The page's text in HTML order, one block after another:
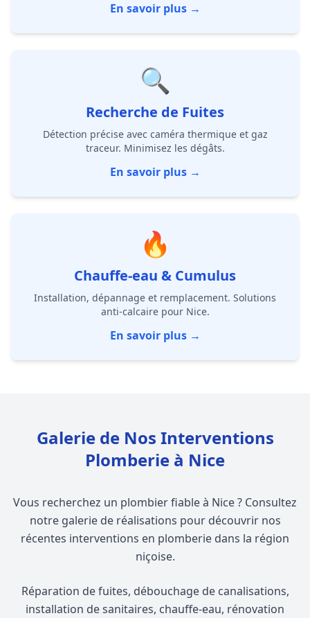
En savoir plus →
🔍
Recherche de Fuites
Détection précise avec caméra thermique et gaz
traceur. Minimisez les dégâts.
En savoir plus →
🔥
Chauffe-eau & Cumulus
Installation, dépannage et remplacement. Solutions
anti-calcaire pour Nice.
En savoir plus →
Galerie de Nos Interventions
Plomberie à Nice
Vous recherchez un plombier fiable à Nice ? Consultez
notre galerie de réalisations pour découvrir nos
récentes interventions en plomberie dans la région
niçoise.
Réparation de fuites, débouchage de canalisations,
installation de sanitaires, chauffe-eau, rénovation